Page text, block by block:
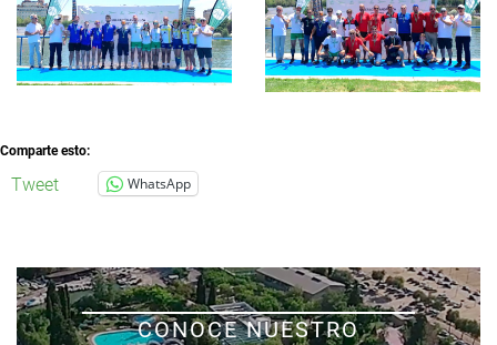
Comparte esto:
Tweet WhatsApp
CONOCE NUESTRO